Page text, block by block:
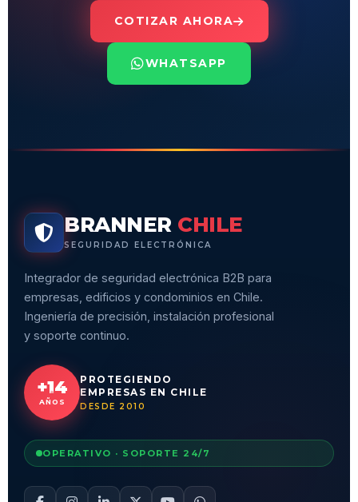
COTIZAR AHORA
WHATSAPP
BRANNER CHILE
SEGURIDAD ELECTRÓNICA
Integrador de seguridad electrónica B2B para
empresas, edificios y condominios en Chile.
Ingeniería de precisión, instalación profesional
y soporte continuo.
+14
AÑOS
PROTEGIENDO
EMPRESAS EN CHILE
DESDE 2010
OPERATIVO · SOPORTE 24/7